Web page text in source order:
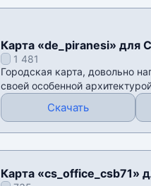
Карта «de_piranesi» для
1 481
Городская карта, довольно
своей особенной
Скачать
Карта «cs_office_csb71»